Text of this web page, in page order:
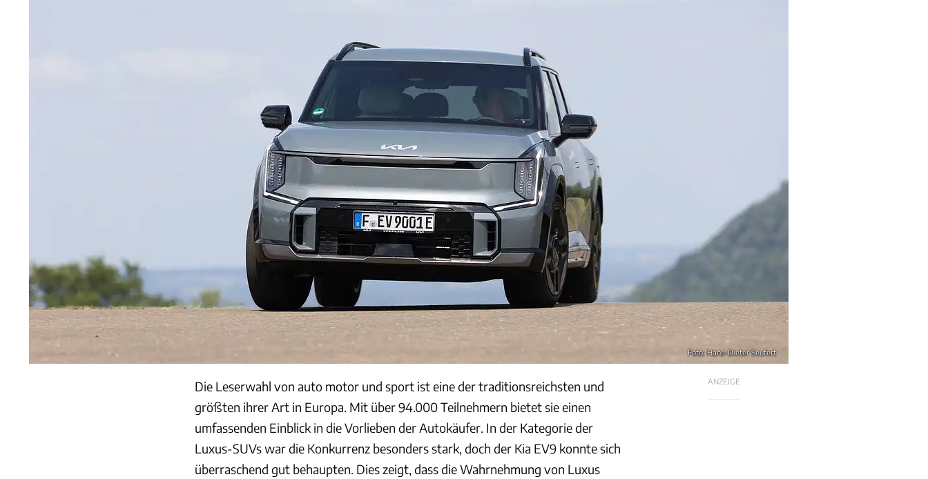
Foto: Hans-Dieter Seufert
ANZEIGE
Die Leserwahl von auto motor und sport ist eine der traditionsreichsten und
größten ihrer Art in Europa. Mit über 94.000 Teilnehmern bietet sie einen
umfassenden Einblick in die Vorlieben der Autokäufer. In der Kategorie der
Luxus-SUVs war die Konkurrenz besonders stark, doch der Kia EV9 konnte sich
überraschend gut behaupten. Dies zeigt, dass die Wahrnehmung von Luxus